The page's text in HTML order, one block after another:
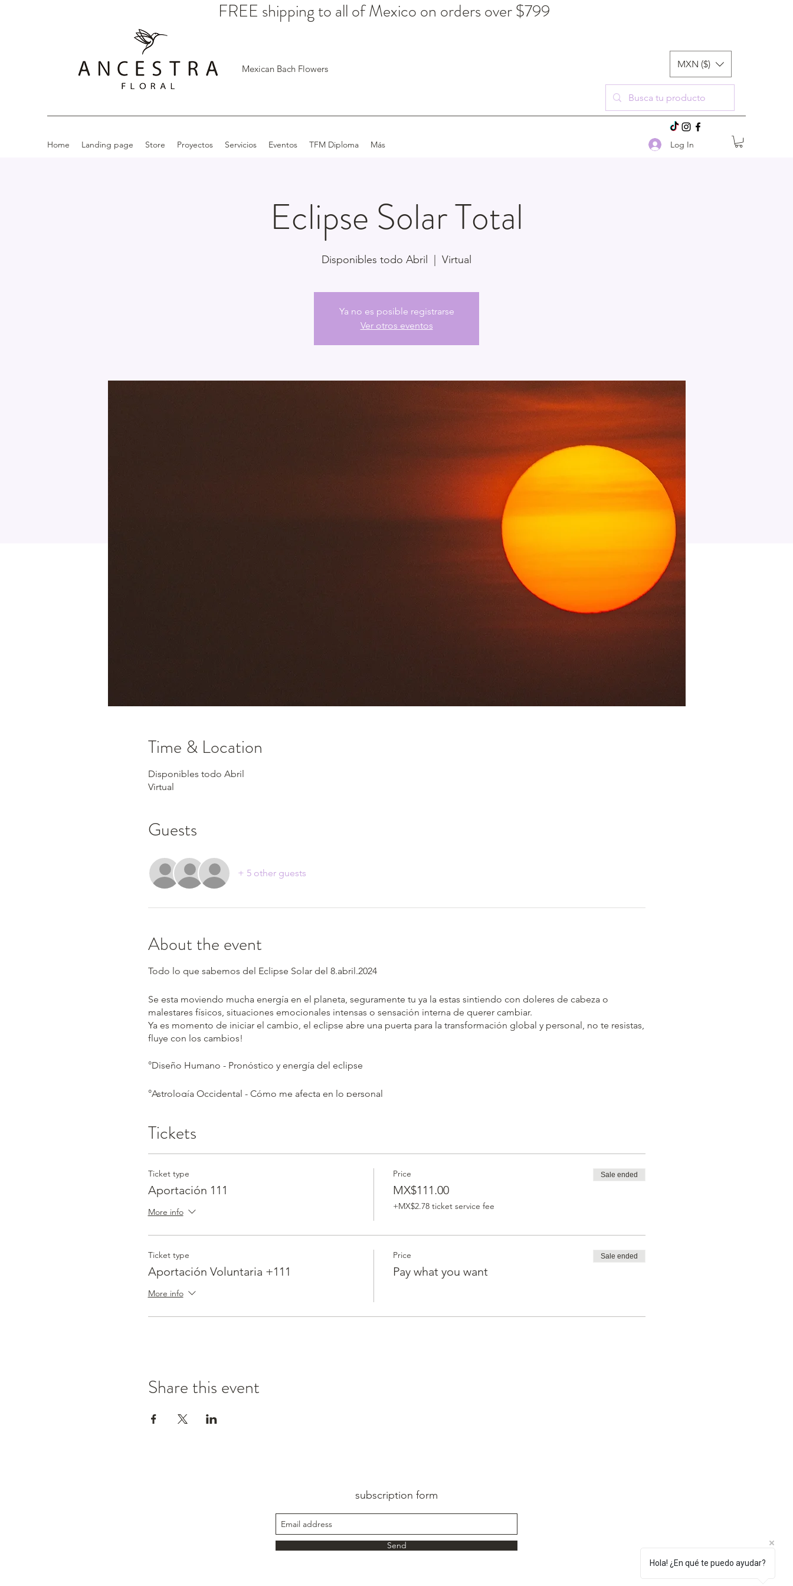
Mexican Bach Flowers MXN ($)
Home Landing page Store Proyectos Servicios Eventos TFM Diploma Más Log In
FREE shipping to all of Mexico on orders over $799
Eclipse Solar Total
Disponibles todo Abril Virtual
Ya no es posible registrarse
Ver otros eventos
Time & Location
Disponibles todo Abril
Virtual
Guests
+ 5 other guests
About the event
Todo lo que sabemos del Eclipse Solar del 8.abril.2024
Se esta moviendo mucha energía en el planeta, seguramente tu ya la estas sintiendo con doleres de cabeza o
malestares físicos, situaciones emocionales intensas o sensación interna de querer cambiar.
Ya es momento de iniciar el cambio, el eclipse abre una puerta para la transformación global y personal, no te resistas,
fluye con los cambios!
°Diseño Humano - Pronóstico y energía del eclipse
°Astrología Occidental - Cómo me afecta en lo personal
Horarios en distintas ciudades.
La energía de este eclipse estará impactando todo el mes y sus repercusiones se verán todo el año.
-Aportación $111+ (si deseas aportar más de esta cantidad, muchas gracias!)
Al inscribirte, te llega un correo con la liga y contraseña para las grabaciones!
Estarán disponibles durante todo Abril, no importa cuando las hayas adquirido.
Tickets
Ticket type
Aportación 111
More info
Price
MX$111.00
+MX$2.78 ticket service fee
Sale ended
Ticket type
Aportación Voluntaria +111
More info
Price
Pay what you want
Sale ended
Share this event
subscription form
Send
Hola! ¿En qué te puedo ayudar?